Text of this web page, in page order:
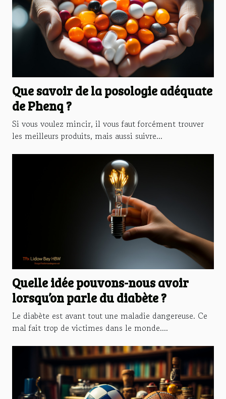
Que savoir de la posologie adéquate
de Phenq ?
Si vous voulez mincir, il vous faut forcément trouver
les meilleurs produits, mais aussi suivre...
Quelle idée pouvons-nous avoir
lorsqu’on parle du diabète ?
Le diabète est avant tout une maladie dangereuse. Ce
mal fait trop de victimes dans le monde....